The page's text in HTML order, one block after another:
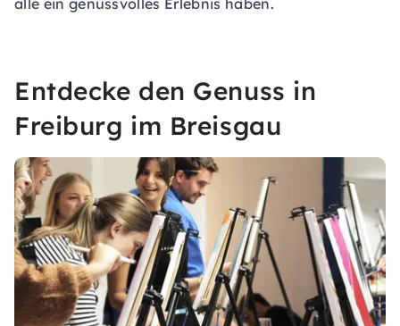
alle ein genussvolles Erlebnis haben.
Entdecke den Genuss in
Freiburg im Breisgau